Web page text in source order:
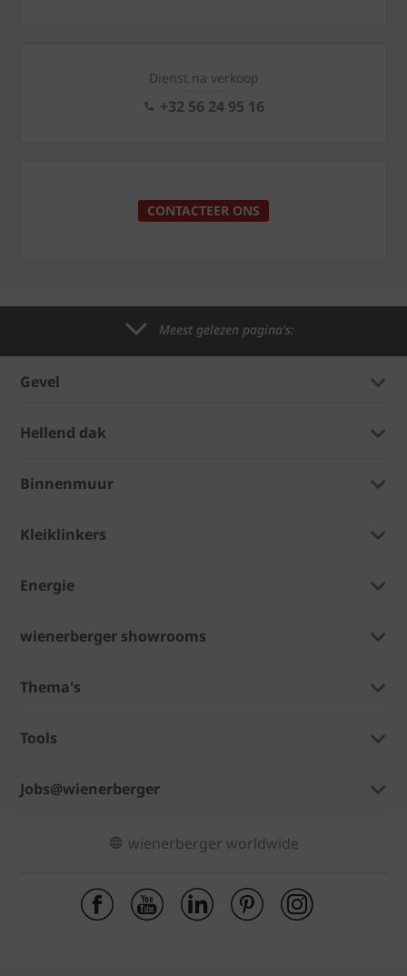
Dienst na verkoop
+32 56 24 95 16
CONTACTEER ONS
Meest gelezen pagina's:
Gevel
Hellend dak
Binnenmuur
Kleiklinkers
Energie
wienerberger showrooms
Thema's
Tools
Jobs@wienerberger
wienerberger worldwide